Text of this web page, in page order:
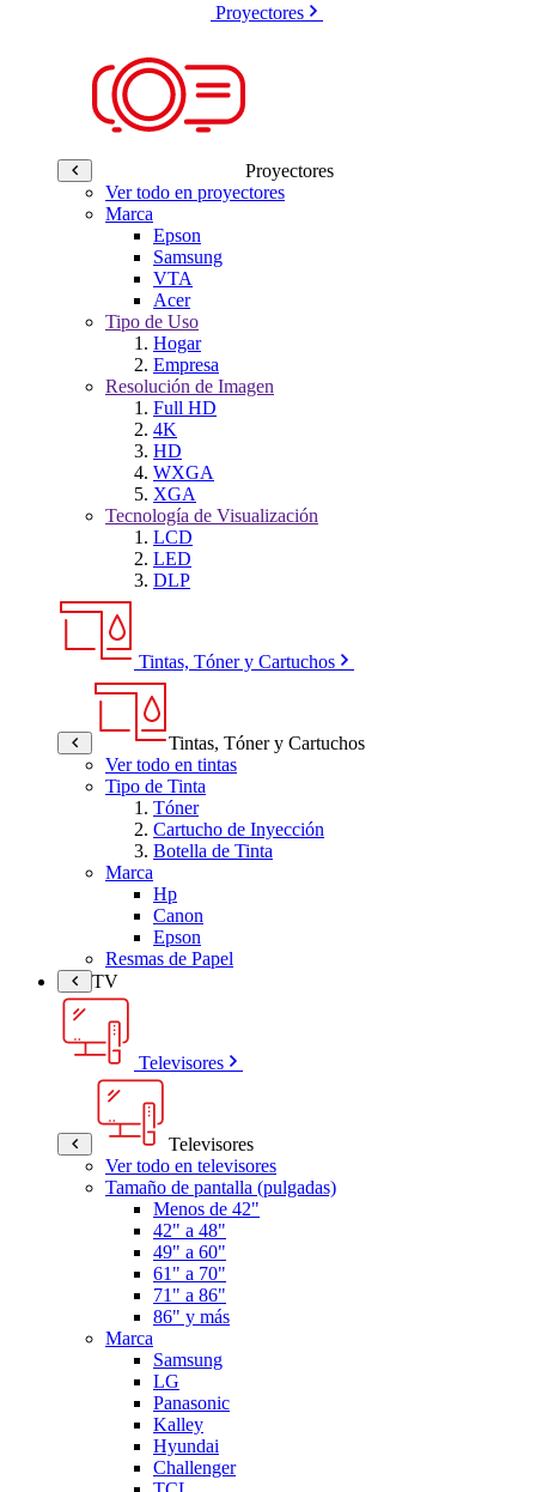
Proyectores
Proyectores
Ver todo en proyectores
Marca
Epson
Samsung
VTA
Acer
Tipo de Uso
Hogar
Empresa
Resolución de Imagen
Full HD
4K
HD
WXGA
XGA
Tecnología de Visualización
LCD
LED
DLP
Tintas, Tóner y Cartuchos
Tintas, Tóner y Cartuchos
Ver todo en tintas
Tipo de Tinta
Tóner
Cartucho de Inyección
Botella de Tinta
Marca
Hp
Canon
Epson
Resmas de Papel
TV
Televisores
Televisores
Ver todo en televisores
Tamaño de pantalla (pulgadas)
Menos de 42"
42" a 48"
49" a 60"
61" a 70"
71" a 86"
86" y más
Marca
Samsung
LG
Panasonic
Kalley
Hyundai
Challenger